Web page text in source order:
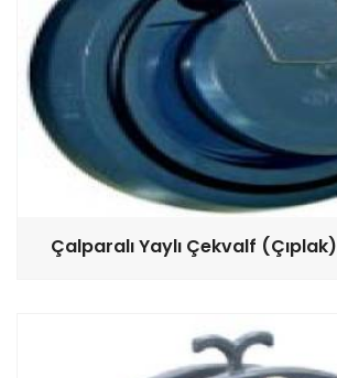
Çalparalı Yaylı Çekvalf (Çıplak)